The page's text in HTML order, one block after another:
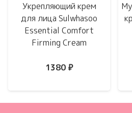
Укрепляющий крем
для лица Sulwhasoo
Essential Comfort
Firming Cream
1380 ₽